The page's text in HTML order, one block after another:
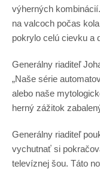
výherných
na valcoch počas
pokrylo celú cievku a
Generálny riaditeľ
„Naše série
alebo naše
herný zážitok
Generálny riaditeľ
vychutnať si
televíznej šou. Táto